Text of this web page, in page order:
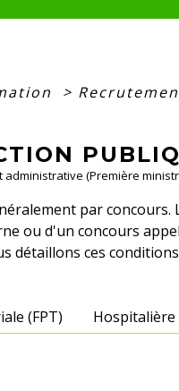
>
administrative (Première
par concours.
ou d'un concours
détaillons ces
(FPT) Hospitalière